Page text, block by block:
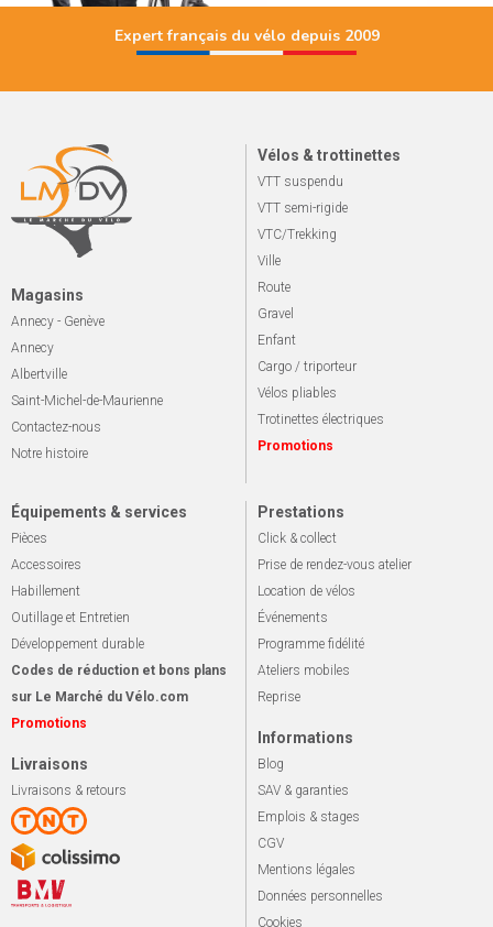
Expert français du vélo depuis 2009
Magasins
Annecy - Genève
Annecy
Albertville
Saint-Michel-de-Maurienne
Contactez-nous
Notre histoire
Vélos & trottinettes
VTT suspendu
VTT semi-rigide
VTC/Trekking
Ville
Route
Gravel
Enfant
Cargo / triporteur
Vélos pliables
Trotinettes électriques
Promotions
Équipements & services
Pièces
Accessoires
Habillement
Outillage et Entretien
Développement durable
Codes de réduction et bons plans
sur Le Marché du Vélo.com
Promotions
Livraisons
Livraisons & retours
Prestations
Click & collect
Prise de rendez-vous atelier
Location de vélos
Événements
Programme fidélité
Ateliers mobiles
Reprise
Informations
Blog
SAV & garanties
Emplois & stages
CGV
Mentions légales
Données personnelles
Cookies